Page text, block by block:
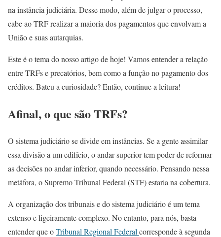
na instância judiciária. Desse modo, além de julgar o processo,
cabe ao TRF realizar a maioria dos pagamentos que envolvam a
União e suas autarquias.
Este é o tema do nosso artigo de hoje! Vamos entender a relação
entre TRFs e precatórios, bem como a função no pagamento dos
créditos. Bateu a curiosidade? Então, continue a leitura!
Afinal, o que são TRFs?
O sistema judiciário se divide em instâncias. Se a gente assimilar
essa divisão a um edifício, o andar superior tem poder de reformar
as decisões no andar inferior, quando necessário. Pensando nessa
metáfora, o Supremo Tribunal Federal (STF) estaria na cobertura.
A organização dos tribunais e do sistema judiciário é um tema
extenso e ligeiramente complexo. No entanto, para nós, basta
entender que oTribunal Regional Federal corresponde à segunda